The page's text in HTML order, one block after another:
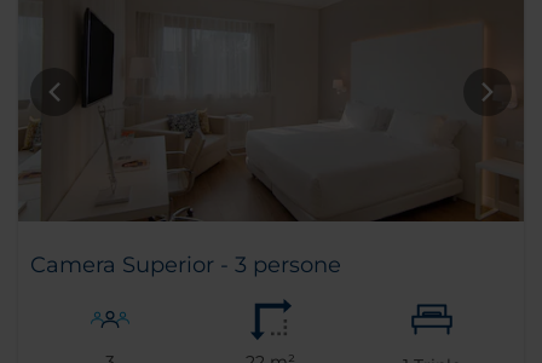
Camera Superior - 3 persone